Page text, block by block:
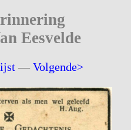
Eesvelde
—Volgende>